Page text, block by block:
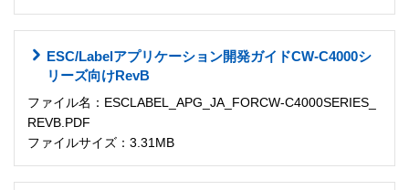
ESC/Labelアプリケーション開発ガイドCW-C4000シ
リーズ向けRevB
ファイル名：ESCLABEL_APG_JA_FORCW-C4000SERIES_
REVB.PDF
ファイルサイズ：3.31MB